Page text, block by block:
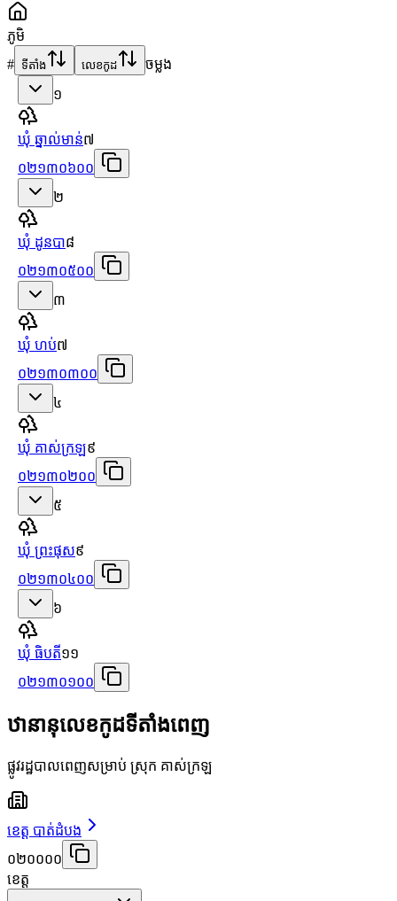
ភូមិ
# ទីតាំង លេខកូដ
ចម្លង
១
ឃុំ ឆ្នាល់មាន់៧
០២១៣០៦០០
២
ឃុំ ដូនបា៨
០២១៣០៥០០
៣
ឃុំ ហប់៧
០២១៣០៣០០
៤
ឃុំ គាស់ក្រឡ៩
០២១៣០២០០
៥
ឃុំ ព្រះផុស៩
០២១៣០៤០០
៦
ឃុំ ធិបតី១១
០២១៣០១០០
ឋានានុលេខកូដទីតាំងពេញ
ផ្លូវរដ្ឋបាលពេញសម្រាប់ ស្រុក គាស់ក្រឡ
ខេត្ត បាត់ដំបង
០២០០០០
ខេត្ត